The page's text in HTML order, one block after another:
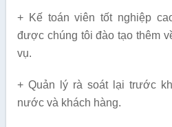
+ Kế toán viên tốt nghiệp
được chúng tôi đào tạo thêm
vụ.
+ Quản lý rà soát lại trước
nước và khách hàng.